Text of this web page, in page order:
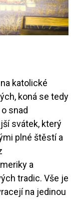
katolické
koná se tedy
snad
svátek, který
plné štěstí a
a
tradic. Vše je
na jedinou